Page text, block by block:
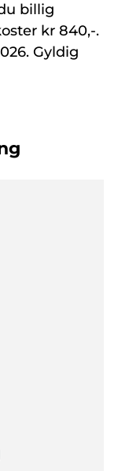
billig
kr 840,-.
Gyldig